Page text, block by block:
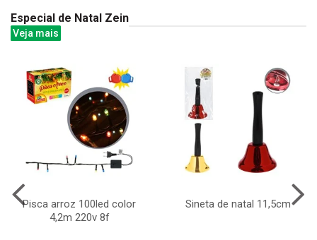
Especial de Natal Zein
Veja mais
Pisca arroz 100led color
4,2m 220v 8f
Sineta de natal 11,5cm